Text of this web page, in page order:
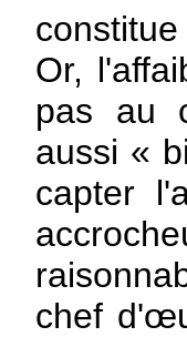
Or,
pas au
aussi «
capter
chef